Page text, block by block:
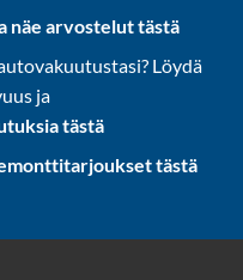
näe arvostelut tästä
Löydä
ja
tästä
tästä